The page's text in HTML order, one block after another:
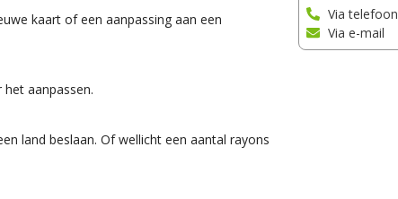
kaart of een aanpassing aan een
het aanpassen.
land beslaan. Of wellicht een aantal rayons
Via telefoon
Via e-mail